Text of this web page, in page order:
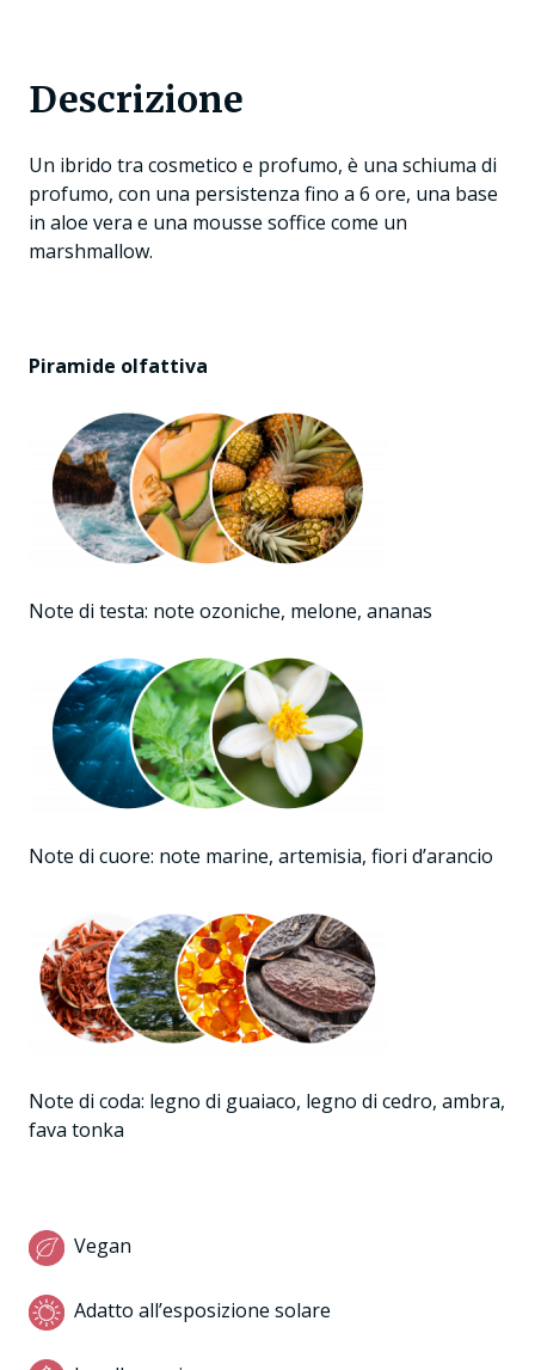
Descrizione
Un ibrido tra cosmetico e profumo, è una schiuma di
profumo, con una persistenza fino a 6 ore, una base
in aloe vera e una mousse soffice come un
marshmallow.
Piramide olfattiva
Note di testa: note ozoniche, melone, ananas
Note di cuore: note marine, artemisia, fiori d’arancio
Note di coda: legno di guaiaco, legno di cedro, ambra,
fava tonka
Vegan
Adatto all’esposizione solare